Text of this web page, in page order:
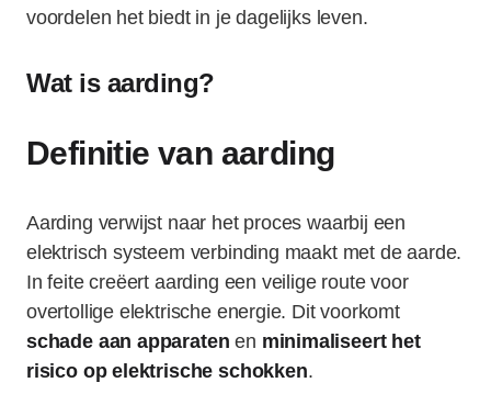
voordelen het biedt in je dagelijks leven.
Wat is aarding?
Definitie van aarding
Aarding verwijst naar het proces waarbij een
elektrisch systeem verbinding maakt met de aarde.
In feite creëert aarding een veilige route voor
overtollige elektrische energie. Dit voorkomt
schade aan apparaten en minimaliseert het
risico op elektrische schokken.